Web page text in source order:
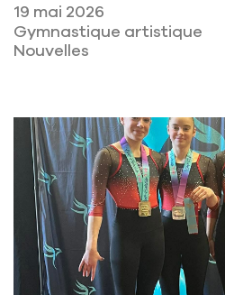
19 mai 2026
Gymnastique artistique
Nouvelles
Lire la suite